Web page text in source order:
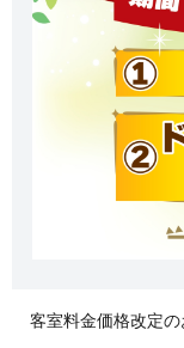
客室料金価格改定